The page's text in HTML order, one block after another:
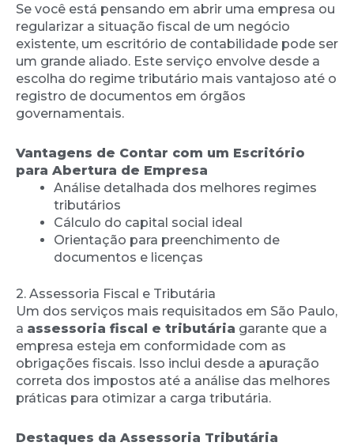
Se você está pensando em abrir uma empresa ou
regularizar a situação fiscal de um negócio
existente, um escritório de contabilidade pode ser
um grande aliado. Este serviço envolve desde a
escolha do regime tributário mais vantajoso até o
registro de documentos em órgãos
governamentais.
Vantagens de Contar com um Escritório
para Abertura de Empresa
Análise detalhada dos melhores regimes
tributários
Cálculo do capital social ideal
Orientação para preenchimento de
documentos e licenças
2. Assessoria Fiscal e Tributária
Um dos serviços mais requisitados em São Paulo,
a assessoria fiscal e tributária garante que a
empresa esteja em conformidade com as
obrigações fiscais. Isso inclui desde a apuração
correta dos impostos até a análise das melhores
práticas para otimizar a carga tributária.
Destaques da Assessoria Tributária